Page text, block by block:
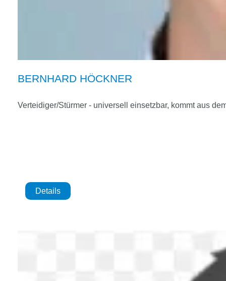
BERNHARD HÖCKNER
Verteidiger/Stürmer - universell einsetzbar, kommt aus
Details